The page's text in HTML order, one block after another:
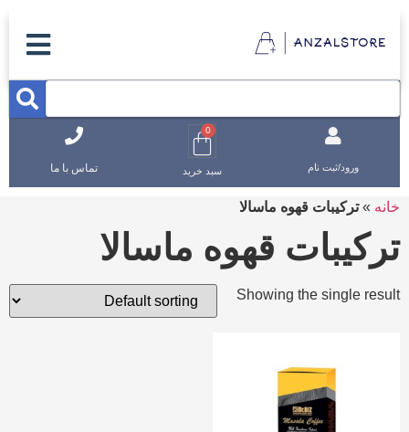
ورود/ثبت نام
0
سبد خرید تماس با ما
خانه »ترکیبات قهوه ماسالا
ترکیبات قهوه ماسالا
Showing the single result